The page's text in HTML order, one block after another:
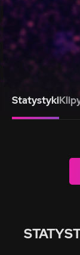
Statystyki